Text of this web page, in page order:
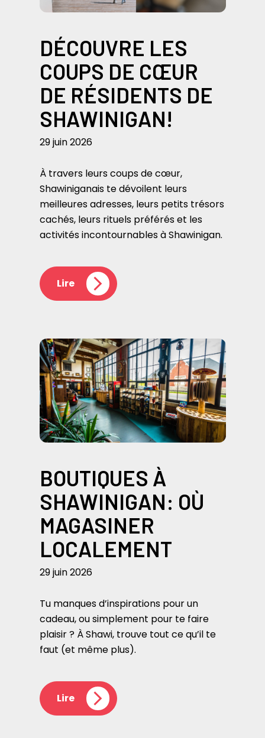
DÉCOUVRE LES
COUPS DE CŒUR
DE RÉSIDENTS DE
SHAWINIGAN!
29 juin 2026
À travers leurs coups de cœur,
Shawiniganais te dévoilent leurs
meilleures adresses, leurs petits trésors
cachés, leurs rituels préférés et les
activités incontournables à Shawinigan.
Lire
BOUTIQUES À
SHAWINIGAN: OÙ
MAGASINER
LOCALEMENT
29 juin 2026
Tu manques d’inspirations pour un
cadeau, ou simplement pour te faire
plaisir ? À Shawi, trouve tout ce qu’il te
faut (et même plus).
Lire